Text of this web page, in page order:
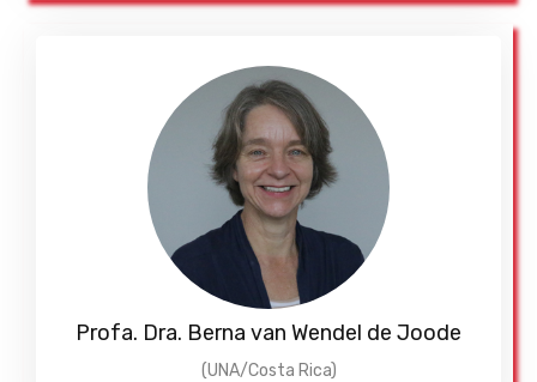
Profa. Dra. Berna van Wendel de Joode
(UNA/Costa Rica)